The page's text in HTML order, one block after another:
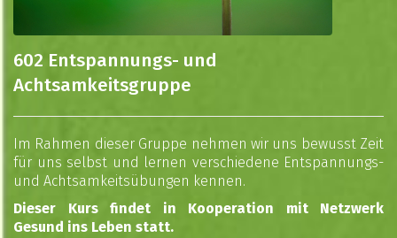
602 Entspannungs- und
Achtsamkeitsgruppe
Im Rahmen dieser Gruppe nehmen wir uns bewusst Zeit
für uns selbst und lernen verschiedene Entspannungs-
und Achtsamkeitsübungen kennen.
Dieser Kurs findet in Kooperation mit Netzwerk
Gesund ins Leben statt.